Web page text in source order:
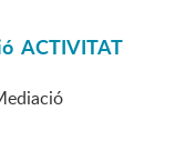
ACTIVITAT